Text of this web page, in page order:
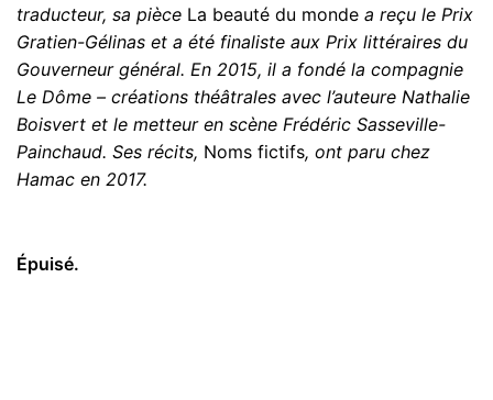
traducteur, sa pièce La beauté du monde a reçu le Prix
Gratien-Gélinas et a été finaliste aux Prix littéraires du
Gouverneur général. En 2015, il a fondé la compagnie
Le Dôme – créations théâtrales avec l’auteure Nathalie
Boisvert et le metteur en scène Frédéric Sasseville-
Painchaud. Ses récits, Noms fictifs, ont paru chez
Hamac en 2017.
Épuisé.